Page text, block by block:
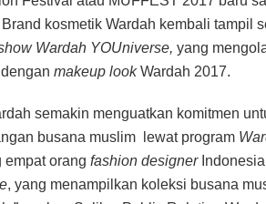
kosmetik Wardah kembali tampil
Wardah YOUniverse, yang
makeup lookWardah 2017.
semakin menguatkan komitmen
busana muslim lewat program
empat orang fashion designerIndonesia
, yang menampilkan koleksi busana